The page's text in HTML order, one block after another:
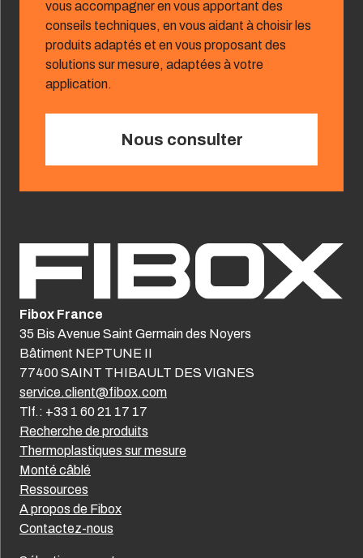
vous accompagner en vous apportant des
conseils techniques, en vous aidant à choisir les
produits adaptés et en vous proposant des
solutions sur mesure, adaptées à votre
application.
Nous consulter
Recherche de produits
Thermoplastiques sur mesure
Monté câblé
Ressources
A propos de Fibox
Contactez-nous
Fibox France
35 Bis Avenue Saint Germain des Noyers
Bâtiment NEPTUNE II
77400 SAINT THIBAULT DES VIGNES
service.client@fibox.com
Tlf.: +33 1 60 21 17 17